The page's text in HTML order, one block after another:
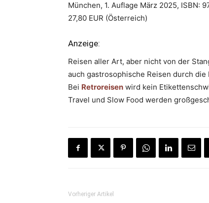
München, 1. Auflage März 2025, ISBN:
27,80 EUR (Österreich)
Anzeige:
Reisen aller Art, aber nicht von der
auch gastrosophische Reisen durch
Bei Retroreisen wird kein
Travel und Slow Food werden
Vorheriger Artikel